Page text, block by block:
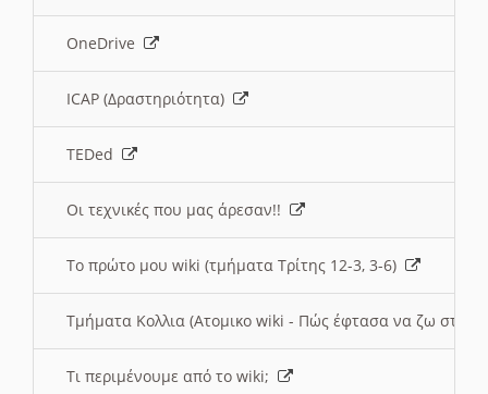
OneDrive
ICAP (Δραστηριότητα)
TEDed
Οι τεχνικές που μας άρεσαν!!
Το πρώτο μου wiki (τμήματα Τρίτης 12-3, 3-6)
Τμήματα Κολλια (Ατομικο wiki - Πώς έφτασα να ζω στην
Τι περιμένουμε από το wiki;